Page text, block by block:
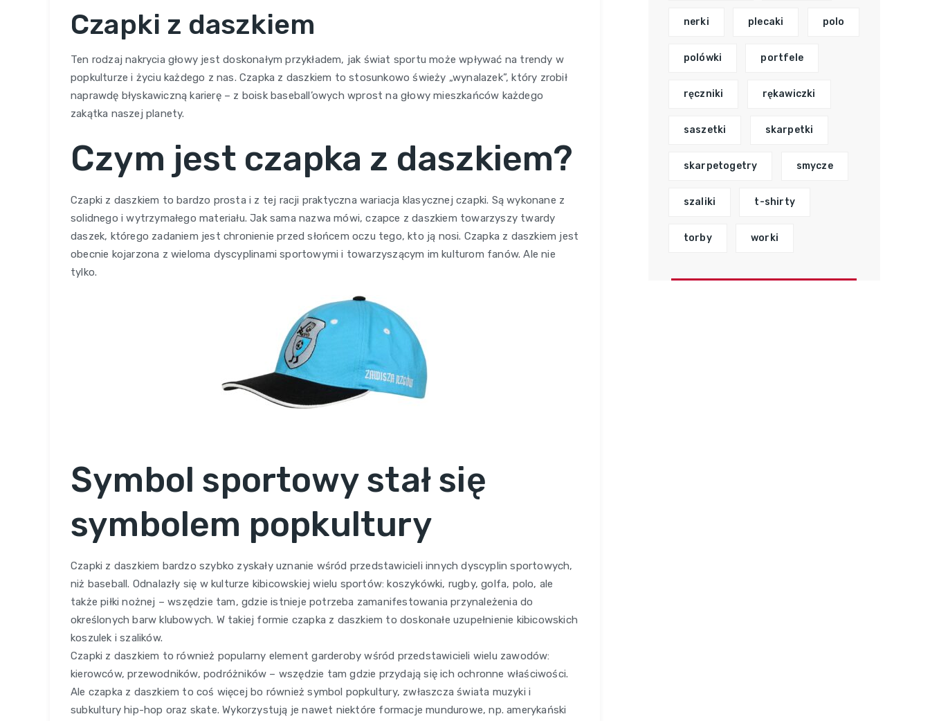
Czapki z daszkiem
Ten rodzaj nakrycia głowy jest doskonałym przykładem, jak świat sportu może wpływać na trendy w
popkulturze i życiu każdego z nas. Czapka z daszkiem to stosunkowo świeży „wynalazek”, który zrobił
naprawdę błyskawiczną karierę – z boisk baseball’owych wprost na głowy mieszkańców każdego
zakątka naszej planety.
Czym jest czapka z daszkiem?
Czapki z daszkiem to bardzo prosta i z tej racji praktyczna wariacja klasycznej czapki. Są wykonane z
solidnego i wytrzymałego materiału. Jak sama nazwa mówi, czapce z daszkiem towarzyszy twardy
daszek, którego zadaniem jest chronienie przed słońcem oczu tego, kto ją nosi. Czapka z daszkiem jest
obecnie kojarzona z wieloma dyscyplinami sportowymi i towarzyszącym im kulturom fanów. Ale nie
tylko.
Symbol sportowy stał się
symbolem popkultury
Czapki z daszkiem bardzo szybko zyskały uznanie wśród przedstawicieli innych dyscyplin sportowych,
niż baseball. Odnalazły się w kulturze kibicowskiej wielu sportów: koszykówki, rugby, golfa, polo, ale
także piłki nożnej – wszędzie tam, gdzie istnieje potrzeba zamanifestowania przynależenia do
określonych barw klubowych. W takiej formie czapka z daszkiem to doskonałe uzupełnienie kibicowskich
koszulek i szalików.
Czapki z daszkiem to również popularny element garderoby wśród przedstawicieli wielu zawodów:
kierowców, przewodników, podróżników – wszędzie tam gdzie przydają się ich ochronne właściwości.
Ale czapka z daszkiem to coś więcej bo również symbol popkultury, zwłaszcza świata muzyki i
subkultury hip-hop oraz skate. Wykorzystują je nawet niektóre formacje mundurowe, np. amerykański
nerki plecaki polo
polówki portfele
ręczniki rękawiczki
saszetki skarpetki
skarpetogetry smycze
szaliki t-shirty
torby worki